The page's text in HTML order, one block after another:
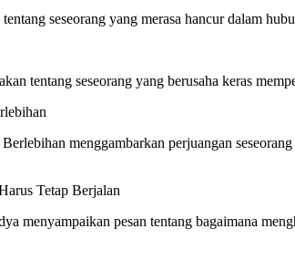
seseorang yang merasa hancur dalam
tentang seseorang yang berusaha keras
menggambarkan perjuangan
Tetap Berjalan
menyampaikan pesan tentang bagaimana